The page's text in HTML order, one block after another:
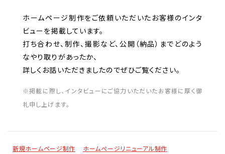
ホームページ制作をご依頼いただいたお客様のインタ
ビューを掲載しています。
打ち合わせ、制作、撮影など、公開（納品）までどのよう
なやり取りがあったか、
詳しくお話いただきましたのでぜひご覧ください。
※掲載に際し、インタビューにご協力いただいたお客様に厚く御
礼申し上げます。
新規ホームページ制作
ホームぺージリニューアル制作